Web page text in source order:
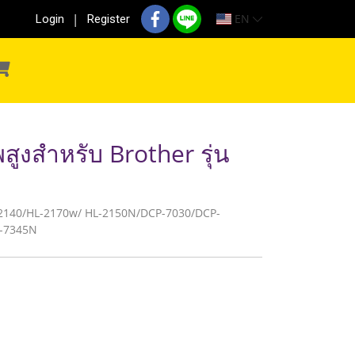
Login Register EN
งสำหรับ Brother รุ่น
HL-2170w/ HL-2150N/DCP-7030/DCP-
7345N